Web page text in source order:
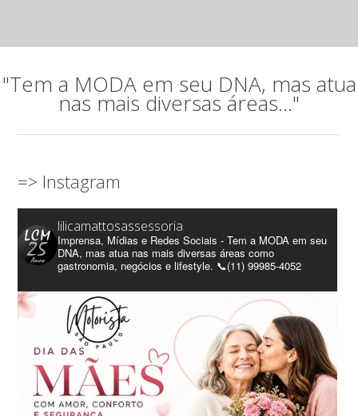
"Tem a MODA em seu DNA, mas atua
nas mais diversas áreas..."
=> Instagram
lilicamattosassessoria
Imprensa, Mídias e Redes Sociais - Tem a MODA em seu
DNA, mas atua nas mais diversas áreas como
gastronomia, negócios e lifestyle. 📞(11) 99985-4052